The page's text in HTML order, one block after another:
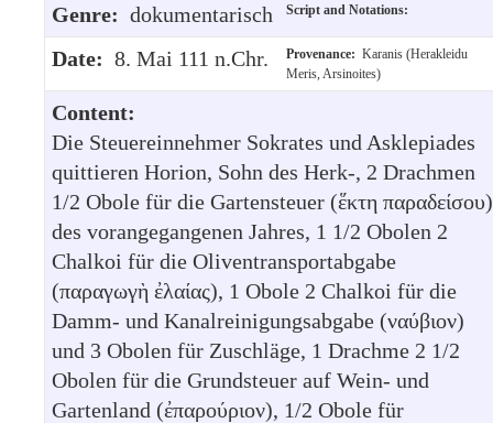
Genre: dokumentarisch Script and Notations:
Date: 8. Mai 111 n.Chr. Provenance: Karanis (Herakleidu
Meris, Arsinoites)
Content:
Die Steuereinnehmer Sokrates und Asklepiades
quittieren Horion, Sohn des Herk-, 2 Drachmen
1/2 Obole für die Gartensteuer (ἕκτη παραδείσου)
des vorangegangenen Jahres, 1 1/2 Obolen 2
Chalkoi für die Oliventransportabgabe
(παραγωγὴ ἐλαίας), 1 Obole 2 Chalkoi für die
Damm- und Kanalreinigungsabgabe (ναύβιον)
und 3 Obolen für Zuschläge, 1 Drachme 2 1/2
Obolen für die Grundsteuer auf Wein- und
Gartenland (ἐπαρούριον), 1/2 Obole für